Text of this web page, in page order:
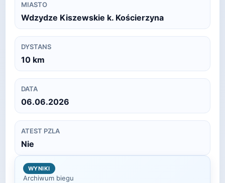
MIASTO
Wdzydze Kiszewskie k. Kościerzyna
DYSTANS
10 km
DATA
06.06.2026
ATEST PZLA
Nie
WYNIKI
Archiwum biegu